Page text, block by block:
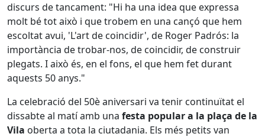
discurs de tancament: "Hi ha una idea que expressa
molt bé tot això i que trobem en una cançó que hem
escoltat avui, 'L'art de coincidir', de Roger Padrós: la
importància de trobar-nos, de coincidir, de construir
plegats. I això és, en el fons, el que hem fet durant
aquests 50 anys."
La celebració del 50è aniversari va tenir continuïtat el
dissabte al matí amb una festa popular a la plaça de la
Vila oberta a tota la ciutadania. Els més petits van